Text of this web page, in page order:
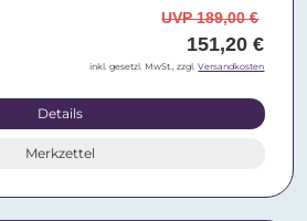
UVP 189,00 €
151,20 €
inkl. gesetzl. MwSt., zzgl.Versandkosten
Details
Merkzettel